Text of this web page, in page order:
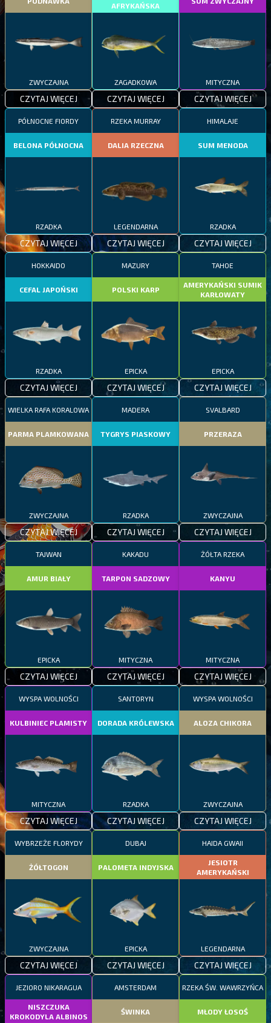
ZWYCZAJNA
CZYTAJ WIĘCEJ
AFRYKAŃSKA
ZAGADKOWA
CZYTAJ WIĘCEJ
MITYCZNA
CZYTAJ WIĘCEJ
PÓŁNOCNE FIORDY
BELONA PÓŁNOCNA
RZADKA
CZYTAJ WIĘCEJ
RZEKA MURRAY
DALIA RZECZNA
LEGENDARNA
CZYTAJ WIĘCEJ
HIMALAJE
SUM MENODA
RZADKA
CZYTAJ WIĘCEJ
HOKKAIDO
CEFAL JAPOŃSKI
RZADKA
CZYTAJ WIĘCEJ
MAZURY
POLSKI KARP
EPICKA
CZYTAJ WIĘCEJ
TAHOE
AMERYKAŃSKI SUMIK
KARŁOWATY
EPICKA
CZYTAJ WIĘCEJ
WIELKA RAFA KORALOWA
PARMA PLAMKOWANA
ZWYCZAJNA
CZYTAJ WIĘCEJ
MADERA
TYGRYS PIASKOWY
RZADKA
CZYTAJ WIĘCEJ
SVALBARD
PRZERAZA
ZWYCZAJNA
CZYTAJ WIĘCEJ
TAJWAN
AMUR BIAŁY
EPICKA
CZYTAJ WIĘCEJ
KAKADU
TARPON SADZOWY
MITYCZNA
CZYTAJ WIĘCEJ
ŻÓŁTA RZEKA
KANYU
MITYCZNA
CZYTAJ WIĘCEJ
WYSPA WOLNOŚCI
KULBINIEC PLAMISTY
MITYCZNA
CZYTAJ WIĘCEJ
SANTORYN
DORADA KRÓLEWSKA
RZADKA
CZYTAJ WIĘCEJ
WYSPA WOLNOŚCI
ALOZA CHIKORA
ZWYCZAJNA
CZYTAJ WIĘCEJ
WYBRZEŻE FLORYDY
ŻÓŁTOGON
ZWYCZAJNA
CZYTAJ WIĘCEJ
DUBAJ
PALOMETA INDYJSKA
EPICKA
CZYTAJ WIĘCEJ
HAIDA GWAII
JESIOTR
AMERYKAŃSKI
LEGENDARNA
CZYTAJ WIĘCEJ
JEZIORO NIKARAGUA
NISZCZUKA
KROKODYLA ALBINOS
AMSTERDAM
ŚWINKA
RZEKA ŚW. WAWRZYŃCA
MŁODY ŁOSOŚ